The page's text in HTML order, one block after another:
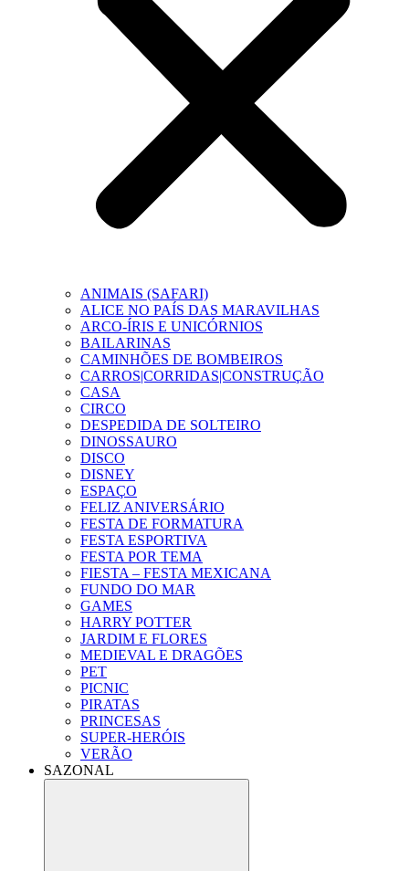
ANIMAIS (SAFARI)
ALICE NO PAÍS DAS MARAVILHAS
ARCO-ÍRIS E UNICÓRNIOS
BAILARINAS
CAMINHÕES DE BOMBEIROS
CARROS|CORRIDAS|CONSTRUÇÃO
CASA
CIRCO
DESPEDIDA DE SOLTEIRO
DINOSSAURO
DISCO
DISNEY
ESPAÇO
FELIZ ANIVERSÁRIO
FESTA DE FORMATURA
FESTA ESPORTIVA
FESTA POR TEMA
FIESTA – FESTA MEXICANA
FUNDO DO MAR
GAMES
HARRY POTTER
JARDIM E FLORES
MEDIEVAL E DRAGÕES
PET
PICNIC
PIRATAS
PRINCESAS
SUPER-HERÓIS
VERÃO
SAZONAL